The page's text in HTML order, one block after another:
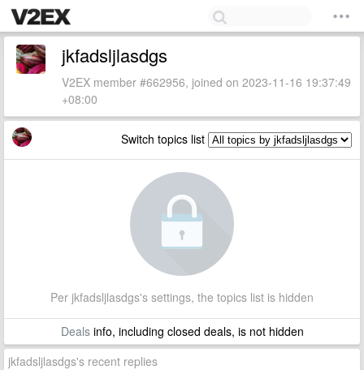
jkfadsljlasdgs
V2EX member #662956, joined on 2023-11-16 19:37:49
+08:00
Switch topics list
Per jkfadsljlasdgs's settings, the topics list is hidden
Dealsinfo, including closed deals, is not hidden
jkfadsljlasdgs's recent replies